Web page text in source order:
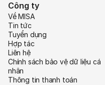
Công ty
Về MISA
Tin tức
Tuyển dụng
Hợp tác
Liên hệ
Chính sách bảo vệ dữ liệu cá
nhân
Thông tin thanh toán